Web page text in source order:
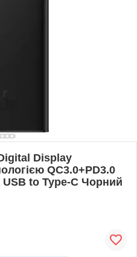
Display
QC3.0+PD3.0
to Type-C Чорний